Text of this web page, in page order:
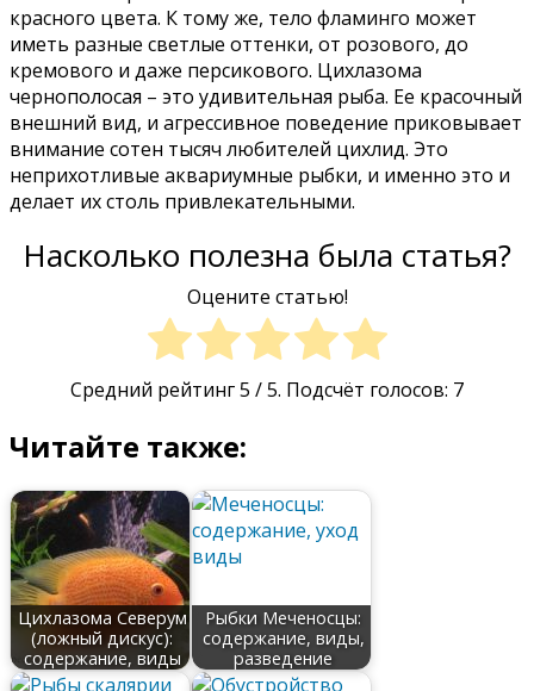
красного цвета. К тому же, тело фламинго может
иметь разные светлые оттенки, от розового, до
кремового и даже персикового. Цихлазома
чернополосая – это удивительная рыба. Ее красочный
внешний вид, и агрессивное поведение приковывает
внимание сотен тысяч любителей цихлид. Это
неприхотливые аквариумные рыбки, и именно это и
делает их столь привлекательными.
Насколько полезна была статья?
Оцените статью!
Средний рейтинг5 / 5. Подсчёт голосов: 7
Читайте также:
Цихлазома Северум
(ложный дискус):
содержание, виды
Рыбки Меченосцы:
содержание, виды,
разведение